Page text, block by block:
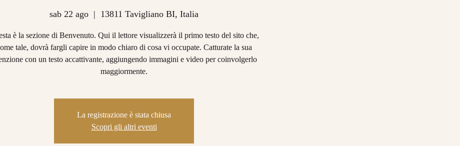
sab 22 ago
  |
13811 Tavigliano BI, Italia
è la sezione di Benvenuto. Qui il lettore visualizzerà il primo testo del sito che,
tale, dovrà fargli capire in modo chiaro di cosa vi occupate. Catturate la sua
con un testo accattivante, aggiungendo immagini e video per coinvolgerlo
maggiormente.
La registrazione è stata chiusa
Scopri gli altri eventi